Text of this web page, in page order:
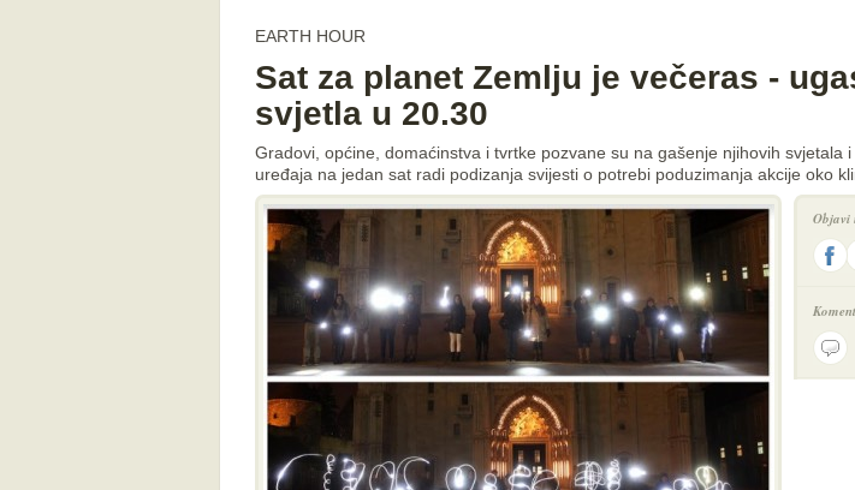
EARTH HOUR
Sat za planet Zemlju je večeras -
svjetla u 20.30
Gradovi, općine, domaćinstva i tvrtke pozvane su na gašenje njihovih svjetala
uređaja na jedan sat radi podizanja svijesti o potrebi poduzimanja akcije oko
Objavi